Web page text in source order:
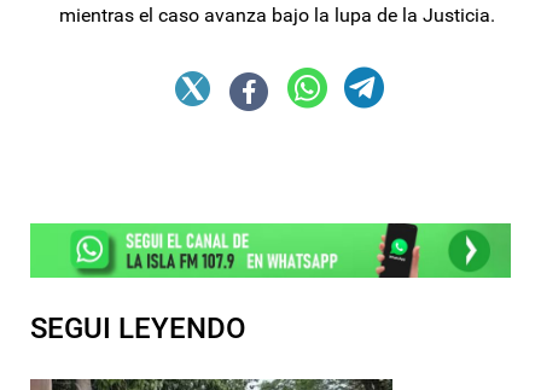
mientras el caso avanza bajo la lupa de la Justicia.
SEGUI LEYENDO